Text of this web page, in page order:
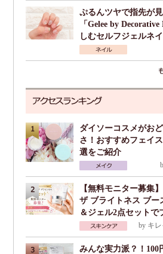
ぷるんツヤで指先が見
「Gelee by
しむセルフジェルネ
ダイソーコスメがお
さ！おすすめフェイ
選をご紹介
【無料モニター募集
ザ ブライトネス ブー
＆ジェル2点セットで
by キ
みんな実力派？！100